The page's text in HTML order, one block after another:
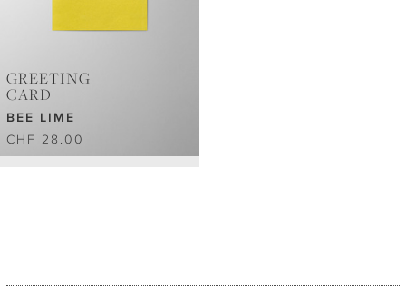
GREETING
CARD
BEE LIME
CHF 28.00